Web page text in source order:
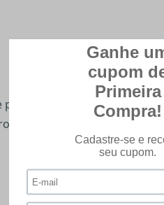
pressão, Airsoft, Paintball e
por cilindro (dependendo